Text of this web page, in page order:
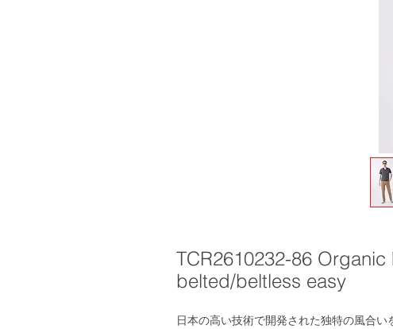
TCR2610232-86
belted/beltless easy
日本の高い技術で開発された独特の風合